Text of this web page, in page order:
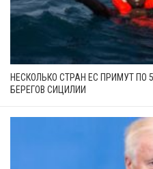
НЕСКОЛЬКО СТРАН ЕС ПРИМУТ ПО
БЕРЕГОВ СИЦИЛИИ